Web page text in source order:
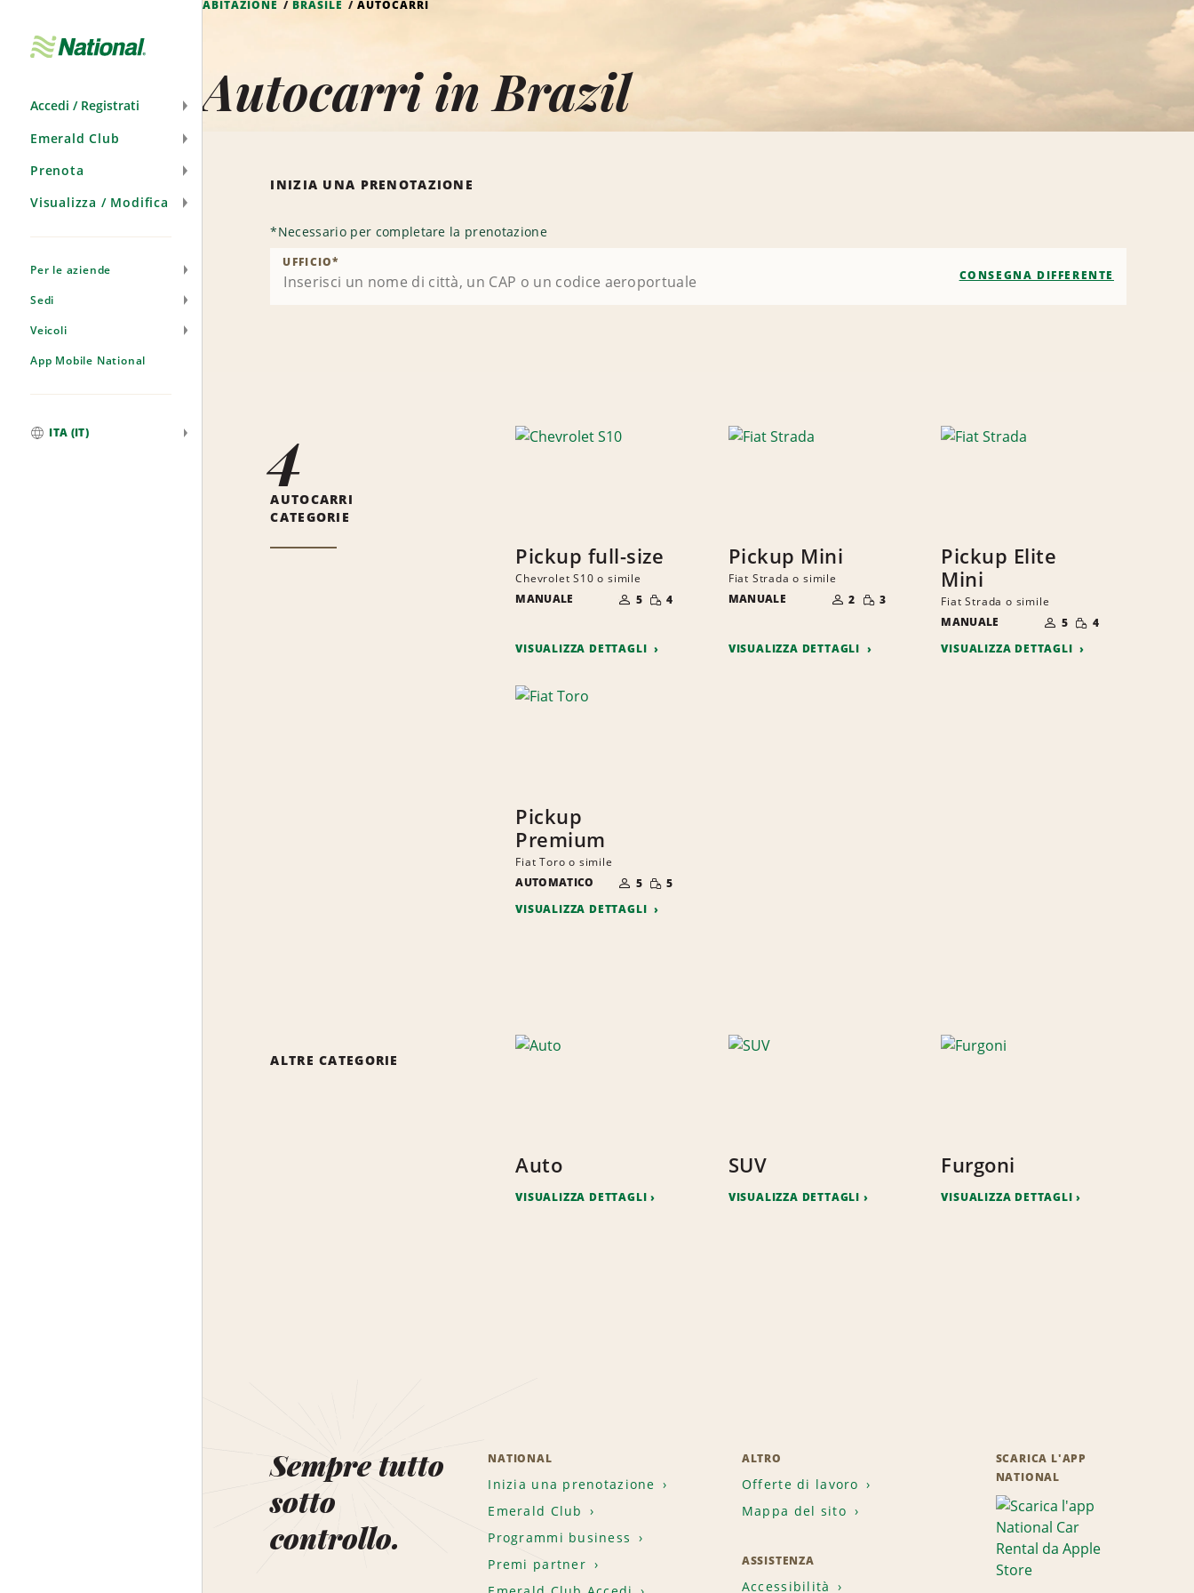
Accedi / Registrati
Emerald Club
Prenota
Visualizza / Modifica
Per le aziende
Sedi
Veicoli
App Mobile National
ITA (IT)
ABITAZIONE BRASILE AUTOCARRI
Autocarri in Brazil
INIZIA UNA PRENOTAZIONE
*Necessario per completare la prenotazione
UFFICIO*
CONSEGNA DIFFERENTE
4
AUTOCARRI
CATEGORIE
Pickup full-size
Chevrolet S10 o simile
MANUALE
DI
PERSONE
5 QUANTITÀ
RIDOTTA
4
VISUALIZZA DETTAGLI
Pickup Mini
Fiat Strada o simile
MANUALE
DI
PERSONE
2 QUANTITÀ
RIDOTTA
3
VISUALIZZA DETTAGLI
Pickup Elite
Mini
Fiat Strada o simile
MANUALE
DI
PERSONE
5 QUANTITÀ
RIDOTTA
4
VISUALIZZA DETTAGLI
Pickup
Premium
Fiat Toro o simile
AUTOMATICO
DI
PERSONE
5 QUANTITÀ
RIDOTTA
5
VISUALIZZA DETTAGLI
ALTRE CATEGORIE
Auto
VISUALIZZA DETTAGLI
SUV
VISUALIZZA DETTAGLI
Furgoni
VISUALIZZA DETTAGLI
Sempre tutto
sotto
controllo.
NATIONAL
Inizia una prenotazione
Emerald Club
Programmi business
Premi partner
ALTRO
Offerte di lavoro
Mappa del sito
ASSISTENZA
Accessibilità
SCARICA L'APP
NATIONAL